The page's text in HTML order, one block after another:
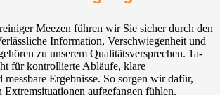
Meezen führen wir Sie sicher durch den
Information, Verschwiegenheit und
zu unserem Qualitätsversprechen. 1a-
für kontrollierte Abläufe, klare
Ergebnisse. So sorgen wir dafür,
Extremsituationen aufgefangen fühlen.